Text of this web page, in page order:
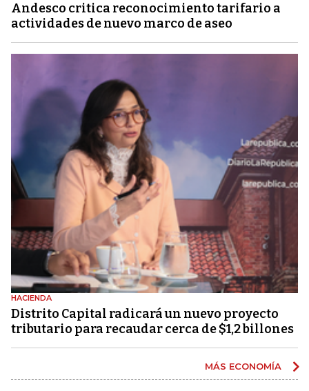
Andesco critica reconocimiento tarifario a
actividades de nuevo marco de aseo
HACIENDA
Distrito Capital radicará un nuevo proyecto
tributario para recaudar cerca de $1,2 billones
MÁS ECONOMÍA